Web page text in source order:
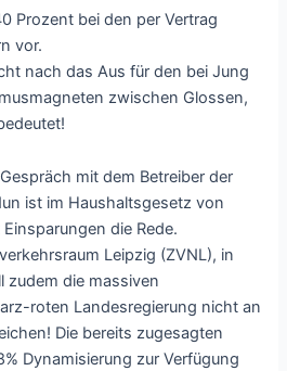
Prozent bei den per Vertrag
vor.
nach das Aus für den bei Jung
zwischen Glossen,
mit dem Betreiber der
ist im Haushaltsgesetz von
die Rede.
Leipzig (ZVNL), in
zudem die massiven
roten Landesregierung nicht an
Die bereits zugesagten
Dynamisierung zur Verfügung